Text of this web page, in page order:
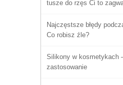
tusze do rzęs Ci to
Najczęstsze błędy
Co robisz źle?
Silikony w kosmetykach
zastosowanie